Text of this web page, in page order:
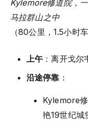
Kylemore修道院，
马拉群山之中
（80公里，1.5小时车
上午 ：离开戈
沿途停靠 ：
Kylemore
艳19世纪城